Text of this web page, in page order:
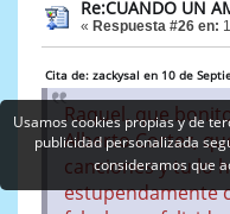
Re:CUANDO UN
« Respuesta #26 en:
Cita de: zackysal en 10 de
Raquel, que
Alberto Cortez,
canciones y tu lo
estupendamente
Usamos cookies propias y de
publicidad personalizada
consideramos que